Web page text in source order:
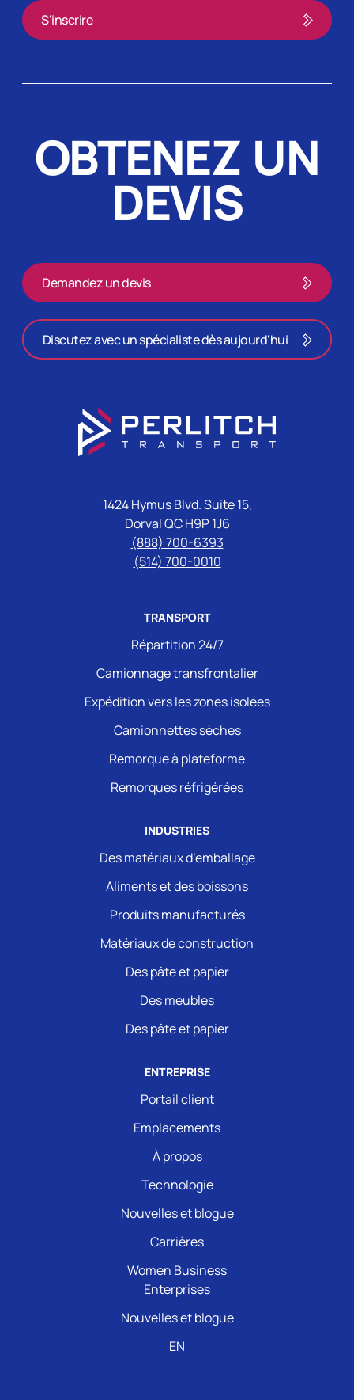
OBTENEZ UN
DEVIS
Demandez un devis
Discutez avec un spécialiste dès aujourd'hui
1424 Hymus Blvd. Suite 15,
Dorval QC H9P 1J6
(888) 700-6393
(514) 700-0010
TRANSPORT
Répartition 24/7
Camionnage transfrontalier
Expédition vers les zones isolées
Camionnettes sèches
Remorque à plateforme
Remorques réfrigérées
INDUSTRIES
Des matériaux d’emballage
Aliments et des boissons
Produits manufacturés
Matériaux de construction
Des pâte et papier
Des meubles
Des pâte et papier
ENTREPRISE
Portail client
Emplacements
À propos
Technologie
Nouvelles et blogue
Carrières
Women Business
Enterprises
Nouvelles et blogue
EN